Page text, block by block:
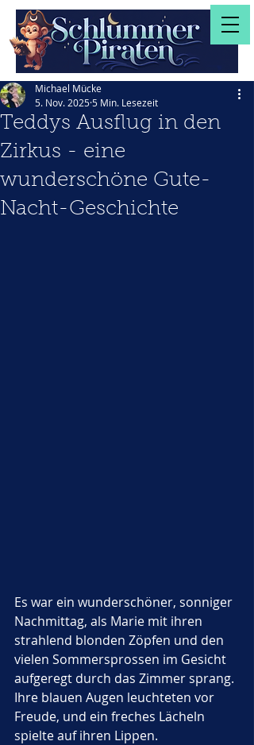
Teddys Ausflug in den
Zirkus - eine
wunderschöne Gute-
Nacht-Geschichte
Michael Mücke
5. Nov. 20255 Min. Lesezeit
Es war ein wunderschöner, sonniger
Nachmittag, als Marie mit ihren
strahlend blonden Zöpfen und den
vielen Sommersprossen im Gesicht
aufgeregt durch das Zimmer sprang.
Ihre blauen Augen leuchteten vor
Freude, und ein freches Lächeln
spielte auf ihren Lippen.